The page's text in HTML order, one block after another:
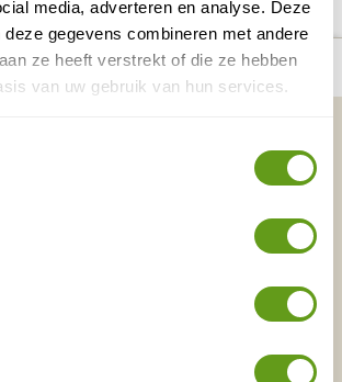
media, adverteren en analyse. Deze
deze gegevens combineren met andere
ze heeft verstrekt of die ze hebben
van uw gebruik van hun services.
naar Duiken in
Bekijk
kaart